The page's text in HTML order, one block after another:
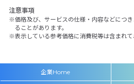
注意事項
価格及び、サービスの仕様・内容などにつ
ることがあります。
表示している参考価格に消費税等は含まれて
企業Home